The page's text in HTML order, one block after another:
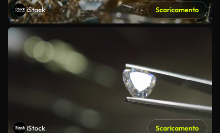
iStock Scaricamento
iStock Scaricamento